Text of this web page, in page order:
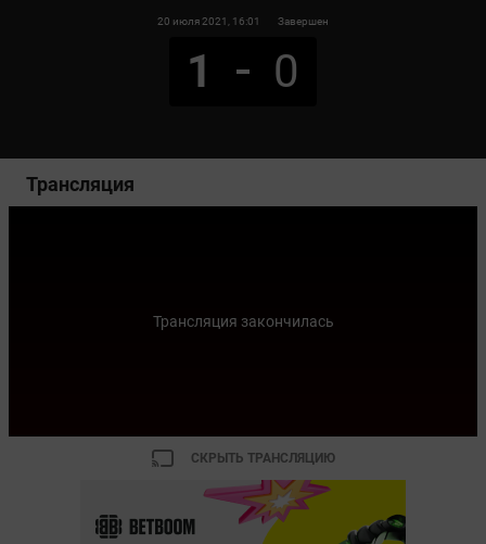
20 июля 2021 , 16:01 Завершен
1 0
Трансляция
Трансляция закончилась
СКРЫТЬ ТРАНСЛЯЦИЮ